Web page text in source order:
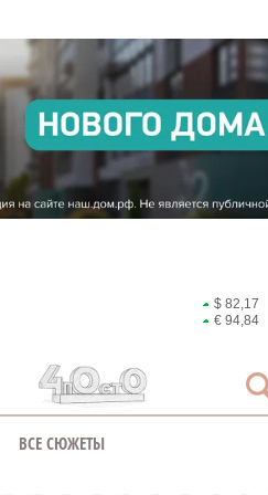
$ 82,17
€ 94,84
ВСЕ СЮЖЕТЫ